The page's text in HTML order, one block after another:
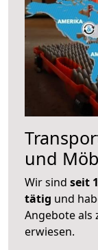
und
Wir sind seit
tätig und
Angebote als
erwiesen.